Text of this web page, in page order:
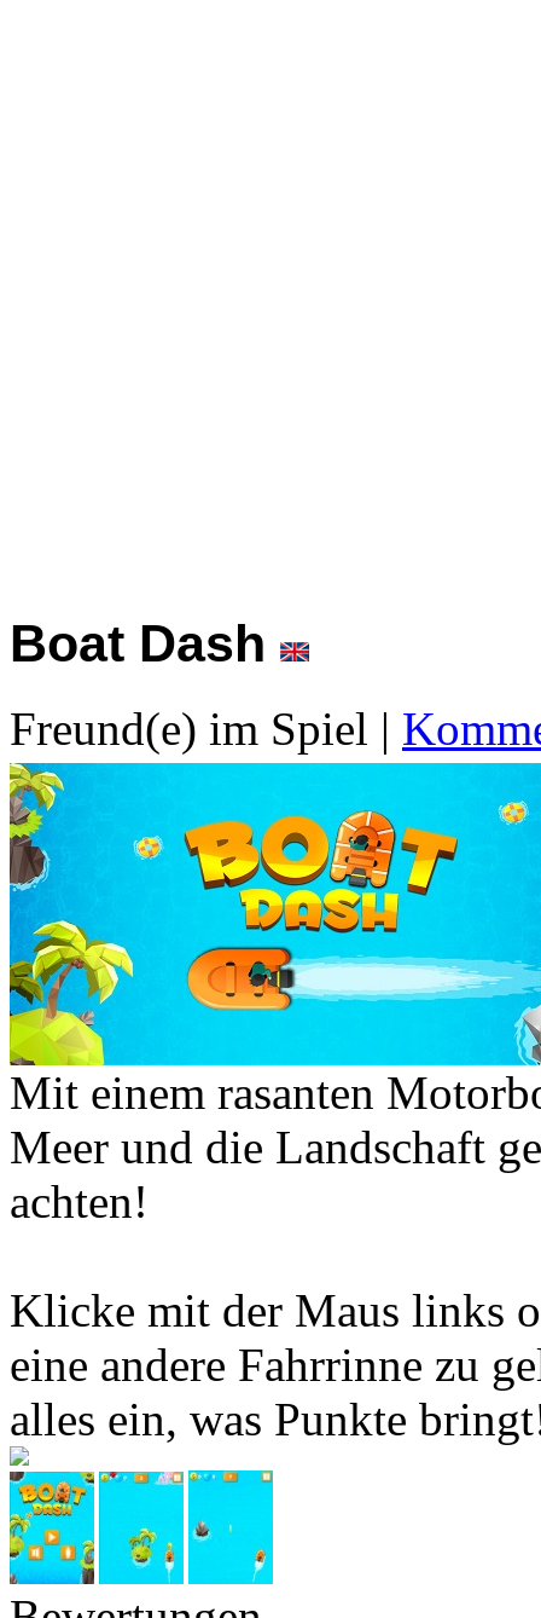
Boat Dash
Freund(e) im Spiel |
Mit einem rasanten
Meer und die Landschaft
achten!
Klicke mit der Maus links
eine andere Fahrrinne zu
alles ein, was Punkte